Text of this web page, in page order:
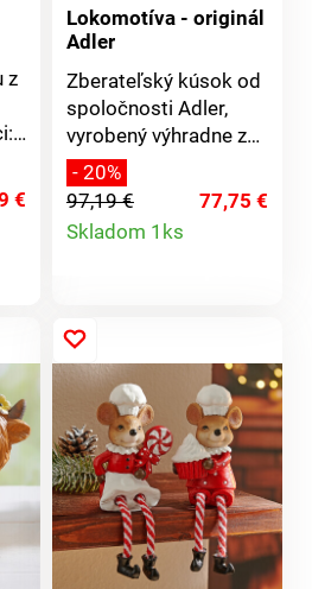
z
S
€
Lokomotíva - originál
Adler
Zberateľský kúsok od
spoločnosti Adler,
vyrobený výhradne z
kovu: originálna
nostalgická
lokomotíva. Vyrobené
so zmyslom pre
- 20%
97,19 €
77,75 €
Skladom 1ks
Detail